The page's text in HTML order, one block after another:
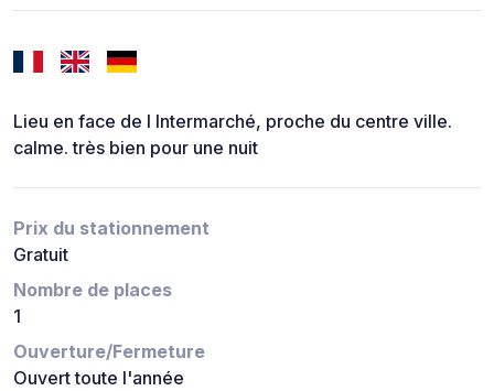
Lieu en face de l Intermarché, proche du centre ville.
calme. très bien pour une nuit
Prix du stationnement
Gratuit
Nombre de places
1
Ouverture/Fermeture
Ouvert toute l'année